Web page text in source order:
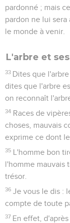
pardonné ; mais
pardon ne lui
le monde à venir.
L'arbre et
33 Dites que
dites que l'arbre
on reconnaît
34 Races de
choses, mauvais
exprime ce dont
35 L'homme bon
l'homme mauvais
trésor.
36 Je vous le dis :
compte de toute
37 En effet,